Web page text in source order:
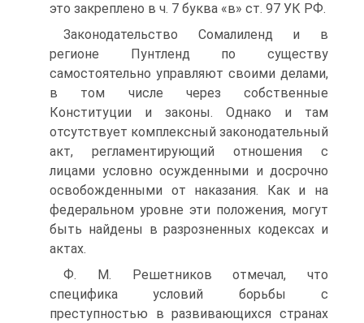
это закреплено в ч. 7 буква «в» ст. 97 УК РФ.
Законодательство Сомалиленд и в
регионе Пунтленд по существу
самостоятельно управляют своими делами,
в том числе через собственные
Конституции и законы. Однако и там
отсутствует комплексный законодательный
акт, регламентирующий отношения c
лицами условно осужденными и досрочно
освобожденными от наказания. Как и на
федеральном уровне эти положения, могут
быть найдены в разрозненных кодексах и
актах.
Ф. М. Решетников отмечал, что
специфика условий борьбы с
преступностью в развивающихся странах